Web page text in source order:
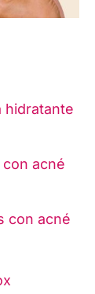
hidratante
acné
con acné